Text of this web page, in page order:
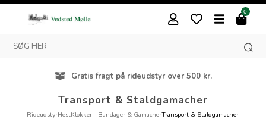
0
Gratis fragt på rideudstyr over 500 kr.
Transport & Staldgamacher
RideudstyrHestKlokker - Bandager & GamacherTransport & Staldgamacher